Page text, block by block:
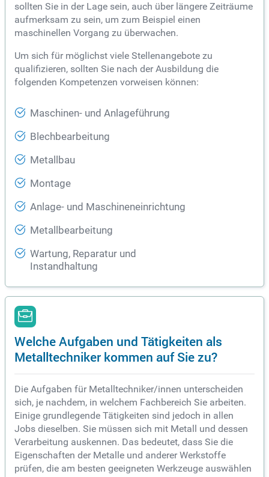
sollten Sie in der Lage sein, auch über längere Zeiträume
aufmerksam zu sein, um zum Beispiel einen
maschinellen Vorgang zu überwachen.
Um sich für möglichst viele Stellenangebote zu
qualifizieren, sollten Sie nach der Ausbildung die
folgenden Kompetenzen vorweisen können:
Maschinen- und Anlageführung
Blechbearbeitung
Metallbau
Montage
Anlage- und Maschineneinrichtung
Metallbearbeitung
Wartung, Reparatur und
Instandhaltung
Welche Aufgaben und Tätigkeiten als
Metalltechniker kommen auf Sie zu?
Die Aufgaben für Metalltechniker/innen unterscheiden
sich, je nachdem, in welchem Fachbereich Sie arbeiten.
Einige grundlegende Tätigkeiten sind jedoch in allen
Jobs dieselben. Sie müssen sich mit Metall und dessen
Verarbeitung auskennen. Das bedeutet, dass Sie die
Eigenschaften der Metalle und anderer Werkstoffe
prüfen, die am besten geeigneten Werkzeuge auswählen